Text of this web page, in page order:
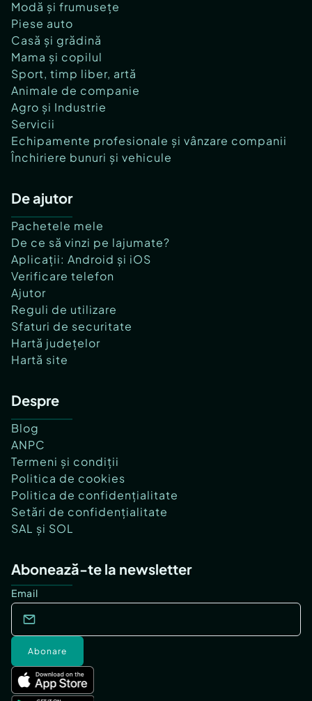
Modă și frumusețe
Piese auto
Casă și grădină
Mama și copilul
Sport, timp liber, artă
Animale de companie
Agro și Industrie
Servicii
Echipamente profesionale și vânzare companii
Închiriere bunuri și vehicule
De ajutor
Pachetele mele
De ce să vinzi pe lajumate?
Aplicații: Android și iOS
Verificare telefon
Ajutor
Reguli de utilizare
Sfaturi de securitate
Hartă județelor
Hartă site
Despre
Blog
ANPC
Termeni și condiții
Politica de cookies
Politica de confidențialitate
Setări de confidențialitate
SAL și SOL
Abonează-te la newsletter
Email
Abonare